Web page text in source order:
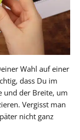
Wahl auf einer
dass Du im
und der Breite, um
Vergisst man
nicht ganz